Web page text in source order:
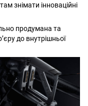
знімати інноваційні
продумана та
до внутрішньої